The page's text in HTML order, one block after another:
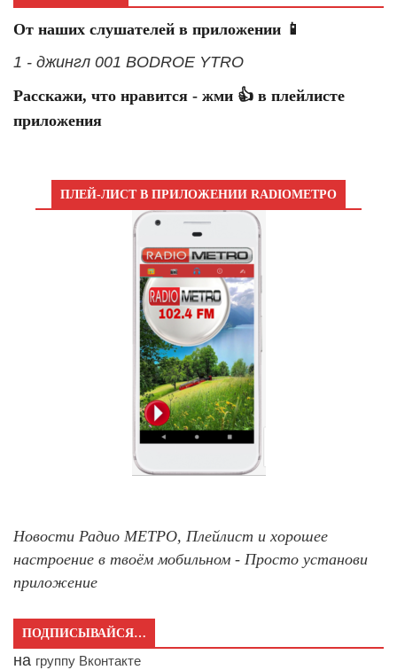
От наших слушателей в приложении 📱
1 - джингл 001 BODROE YTRO
Расскажи, что нравится - жми 👍 в плейлисте
приложения
ПЛЕЙ-ЛИСТ В ПРИЛОЖЕНИИ RADIOМЕТРО
Новости Радио МЕТРО, Плейлист и хорошее
настроение в твоём мобильном - Просто установи
приложение
ПОДПИСЫВАЙСЯ…
на группу Вконтакте